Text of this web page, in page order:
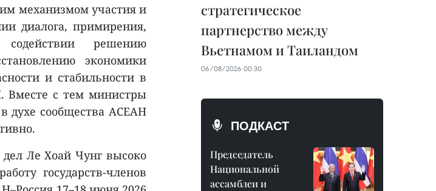
механизмом участия и
диалога, примирения,
решению
экономики
и стабильности в
Вместе с тем министры
духе сообщества АСЕАН
Ле Хоай Чунг высоко
государств-членов
стратегическое
партнерство между
Вьетнамом и Таиландом
06/08/2026 00:30
ПОДКАСТ
Председатель
Национальной
ассамблеи и